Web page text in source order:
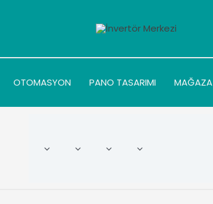
OTOMASYON PANO TASARIMI MAĞAZA